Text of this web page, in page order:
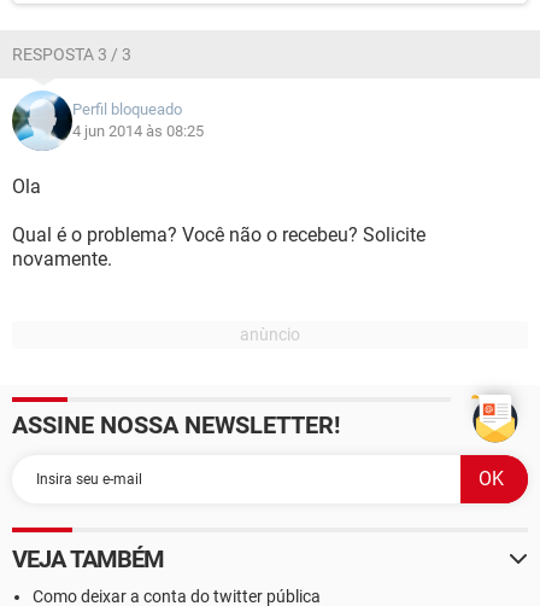
RESPOSTA 3 / 3
Perfil bloqueado
4 jun 2014 às 08:25
Ola
Qual é o problema? Você não o recebeu? Solicite
novamente.
ASSINE NOSSA NEWSLETTER!
VEJA TAMBÉM
Como deixar a conta do twitter pública